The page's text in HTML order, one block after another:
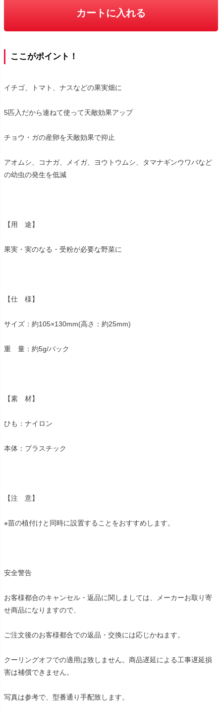
カートに入れる
ここがポイント！
イチゴ、トマト、ナスなどの果実畑に
5匹入だから連ねて使って天敵効果アップ
チョウ・ガの産卵を天敵効果で抑止
アオムシ、コナガ、メイガ、ヨウトウムシ、タマナギンウワバなど
の幼虫の発生を低減
【用 途】
果実・実のなる・受粉が必要な野菜に
【仕 様】
サイズ：約105×130mm(高さ：約25mm)
重 量：約5g/パック
【素 材】
ひも：ナイロン
本体：プラスチック
【注 意】
※苗の植付けと同時に設置することをおすすめします。
安全警告
お客様都合のキャンセル・返品に関しましては、メーカーお取り寄
せ商品になりますので、
ご注文後のお客様都合での返品・交換には応じかねます。
クーリングオフでの適用は致しません。商品遅延による工事遅延損
害は補償できません。
写真は参考で、型番通り手配致します。